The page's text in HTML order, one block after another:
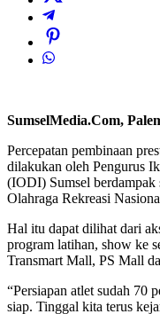
SumselMedia.Com,
Percepatan pembinaan
dilakukan oleh Pengurus
(IODI) Sumsel berdampak
Olahraga Rekreasi
Hal itu dapat dilihat dari
program latihan, show ke
Transmart Mall, PS Mall
“Persiapan atlet sudah 70
siap. Tinggal kita terus